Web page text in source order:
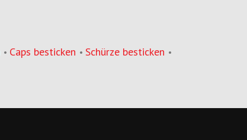
• Caps besticken • Schürze besticken •